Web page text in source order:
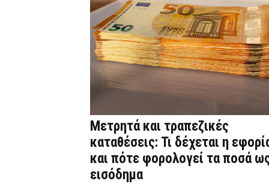
Μετρητά και τραπεζικές
καταθέσεις: Τι δέχεται η
και πότε φορολογεί τα ποσά
εισόδημα